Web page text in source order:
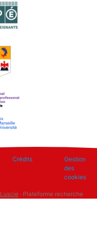
Crédits
Gestion
des
cookies
Luscie· Plateforme recherche